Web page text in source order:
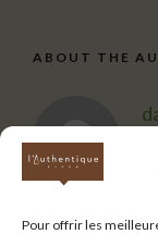
Pour offrir les
ABOUT THE